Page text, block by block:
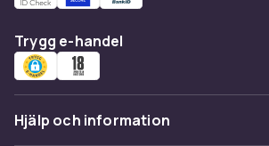
Trygg e-handel
Hjälp och information